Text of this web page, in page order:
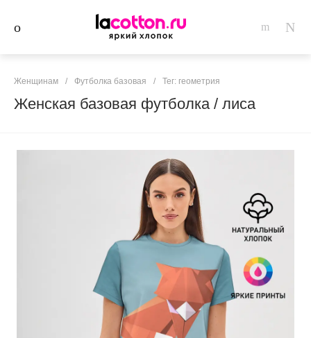
Женщинам / Футболка базовая / Тег: геометрия
Женская базовая футболка / лиса